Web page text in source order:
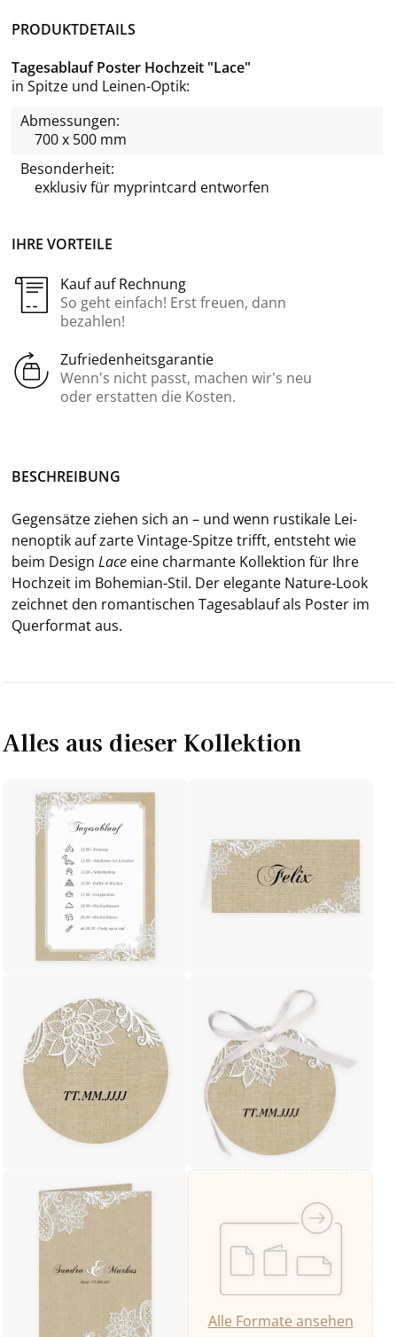
IHRE VORTEILE
Kauf auf Rechnung
So geht einfach! Erst freuen, dann
bezahlen!
Zufriedenheitsgarantie
Wenn’s nicht passt, machen wir’s neu
oder erstatten die Kosten.
PRODUKTDETAILS
Tagesablauf Poster Hochzeit "Lace"
in Spitze und Leinen-Optik
Abmessungen:
700 x 500 mm
Besonderheit:
exklusiv für myprintcard entworfen
BE­SCHREI­BUNG
Ge­gen­sät­ze zie­hen sich an – und wenn rus­ti­ka­le Lei­
nen­op­tik auf zarte Vintage-​Spitze trifft, ent­steht wie
beim De­sign Lace eine char­man­te Kol­lek­ti­on für Ihre
Hoch­zeit im Bohemian-​Stil. Der ele­gan­te Nature-​Look
zeich­net den ro­man­ti­schen Ta­ges­ab­lauf als Pos­ter im
Quer­for­mat aus.
Alles aus dieser Kollektion
Alle Formate ansehen